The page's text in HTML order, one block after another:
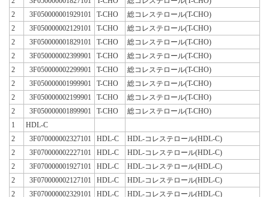
2
3F050000001929101 T-CHO
総コレステロール(T-CHO)
2
3F050000002129101 T-CHO
総コレステロール(T-CHO)
2
3F050000001829101 T-CHO
総コレステロール(T-CHO)
2
3F050000002399901 T-CHO
総コレステロール(T-CHO)
2
3F050000002299901 T-CHO
総コレステロール(T-CHO)
2
3F050000001999901 T-CHO
総コレステロール(T-CHO)
2
3F050000002199901 T-CHO
総コレステロール(T-CHO)
2
3F050000001899901 T-CHO
総コレステロール(T-CHO)
1
HDL-C
2
3F070000002327101 HDL-C
HDL-コレステロール(HDL-C)
2
3F070000002227101 HDL-C
HDL-コレステロール(HDL-C)
2
3F070000001927101 HDL-C
HDL-コレステロール(HDL-C)
2
3F070000002127101 HDL-C
HDL-コレステロール(HDL-C)
2
3F070000002329101 HDL-C
HDL-コレステロール(HDL-C)